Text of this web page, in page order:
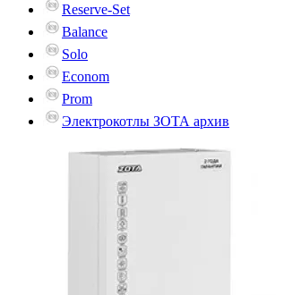
Reserve-Set
Balance
Solo
Econom
Prom
Электрокотлы ЗОТА архив